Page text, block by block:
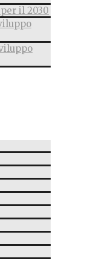
il 2030